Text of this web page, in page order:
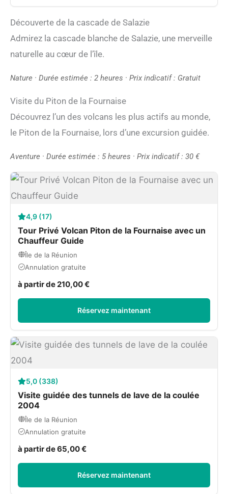
Découverte de la cascade de Salazie
Admirez la cascade blanche de Salazie, une merveille
naturelle au cœur de l’île.
Nature · Durée estimée : 2 heures · Prix indicatif : Gratuit
Visite du Piton de la Fournaise
Découvrez l’un des volcans les plus actifs au monde,
le Piton de la Fournaise, lors d’une excursion guidée.
Aventure · Durée estimée : 5 heures · Prix indicatif : 30 €
4,9 (17)
Tour Privé Volcan Piton de la Fournaise avec un
Chauffeur Guide
Île de la Réunion
Annulation gratuite
à partir de 210,00 €
Réservez maintenant
5,0 (338)
Visite guidée des tunnels de lave de la coulée
2004
Île de la Réunion
Annulation gratuite
à partir de 65,00 €
Réservez maintenant